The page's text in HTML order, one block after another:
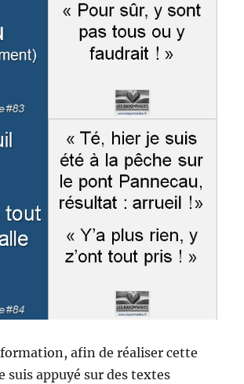
afin de réaliser cette
suis appuyé sur des textes